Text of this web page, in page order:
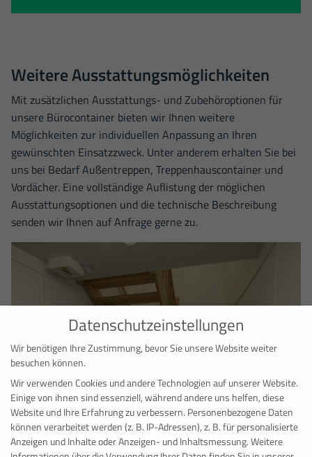
Weitere Ausstattungsmöglichkeiten
Mit zusätzlichen Ausstattungs- und Zubehöroptionen für
unsere Bürocontainer bieten wir Ihnen weitere
Möglichkeiten zur individuellen Anpassung an Ihren
gewünschten Einsatzzweck. Unter anderem erhalten Sie bei
uns bei Bedarf Außentreppen, Treppenhauscontainer und
Vordächer. Eine vollständige Auflistung der möglichen
Ausstattungsoptionen und die technische Beschreibung
senden wir Ihnen auf Anfrage gerne zu.
Datenschutzeinstellungen
Wir benötigen Ihre Zustimmung, bevor Sie unsere Website weiter
besuchen können.
Wir verwenden Cookies und andere Technologien auf unserer Website.
Einige von ihnen sind essenziell, während andere uns helfen, diese
Website und Ihre Erfahrung zu verbessern. Personenbezogene Daten
können verarbeitet werden (z. B. IP-Adressen), z. B. für personalisierte
Anzeigen und Inhalte oder Anzeigen- und Inhaltsmessung.Weitere